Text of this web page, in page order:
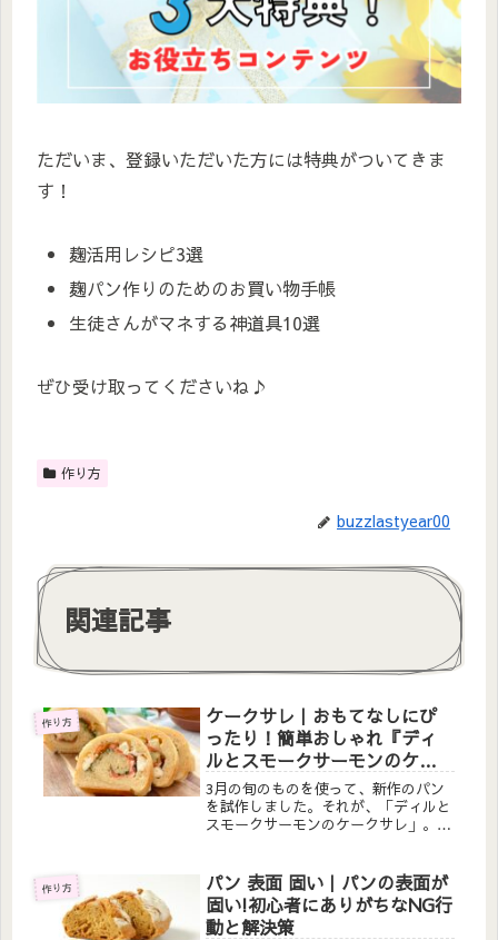
ただいま、登録いただいた方には特典がついてきま
す！
麹活用レシピ3選
麹パン作りのためのお買い物手帳
生徒さんがマネする神道具10選
ぜひ受け取ってくださいね♪
作り方
buzzlastyear00
関連記事
作り方
ケークサレ｜おもてなしにぴ
ったり！簡単おしゃれ『ディ
ルとスモークサーモンのケー
クサレ』
3月の旬のものを使って、新作のパン
を試作しました。それが、「ディルと
スモークサーモンのケークサレ」。春
旬を迎えると言うことを知り、行楽の
シーズンですし、何か、見た目も華や
か...
作り方
パン 表面 固い｜パンの表面が
固い!初心者にありがちなNG行
動と解決策